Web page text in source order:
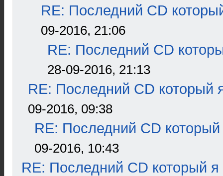
RE: Последний CD
09-2016, 21:06
RE: Последний CD
28-09-2016, 21:13
RE: Последний CD который
09-2016, 09:38
RE: Последний CD который
09-2016, 10:43
RE: Последний CD который я